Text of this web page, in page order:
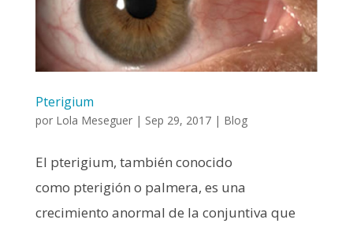
Pterigium
por Lola Meseguer| Sep 29, 2017| Blog
El pterigium, también conocido
como pterigión o palmera, es una
crecimiento anormal de la conjuntiva que